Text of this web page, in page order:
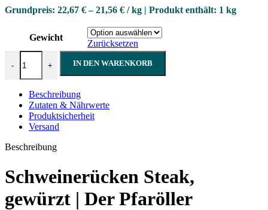
Grundpreis: 22,67 €–21,56 € /kg | Produkt enthält: 1 kg
Gewicht
Zurücksetzen
-
Schweinerücken Steak, gewürzt Menge
+ IN DEN WARENKORB
Beschreibung
Zutaten & Nährwerte
Produktsicherheit
Versand
Beschreibung
Schweinerücken Steak,
gewürzt | Der Pfaröller